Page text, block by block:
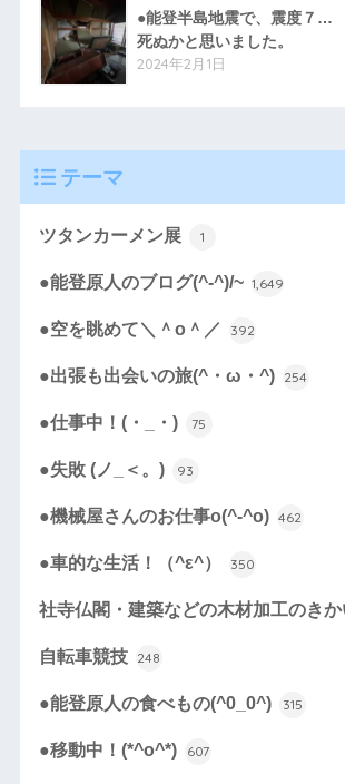
●能登半島地震で、震度７…
死ぬかと思いました。
2024年2月1日
テーマ
ツタンカーメン展 1
●能登原人のブログ(^-^)/~ 1,649
●空を眺めて＼＾o＾／ 392
●出張も出会いの旅(^・ω・^) 254
●仕事中！(・_・) 75
●失敗 (ノ_＜。) 93
●機械屋さんのお仕事o(^-^o) 462
●車的な生活！（^ε^） 350
社寺仏閣・建築などの木材加工のきか
自転車競技 248
●能登原人の食べもの(^0_0^) 315
●移動中！(*^o^*) 607